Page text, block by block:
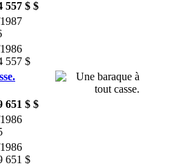
557 $ $
557 $
651 $ $
651 $